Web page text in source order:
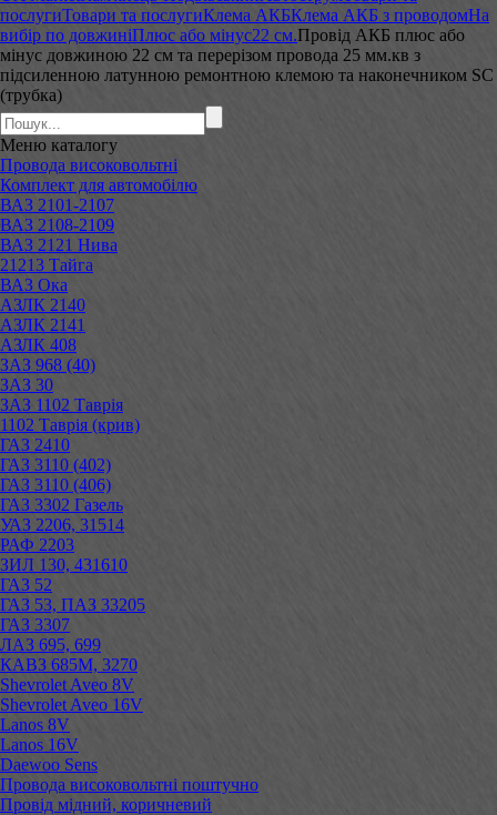
послугиТовари та послугиКлема АКБКлема АКБ з проводомНа
вибір по довжиніПлюс або мінус22 см.Провід АКБ плюс або
мінус довжиною 22 см та перерізом провода 25 мм.кв з
підсиленною латунною ремонтною клемою та наконечником SC
(трубка)
Меню каталогу
Провода високовольтні
Комплект для автомобілю
ВАЗ 2101-2107
ВАЗ 2108-2109
ВАЗ 2121 Нива
21213 Тайга
ВАЗ Ока
АЗЛК 2140
АЗЛК 2141
АЗЛК 408
ЗАЗ 968 (40)
ЗАЗ 30
ЗАЗ 1102 Таврія
1102 Таврія (крив)
ГАЗ 2410
ГАЗ 3110 (402)
ГАЗ 3110 (406)
ГАЗ 3302 Газель
УАЗ 2206, 31514
РАФ 2203
ЗИЛ 130, 431610
ГАЗ 52
ГАЗ 53, ПАЗ 33205
ГАЗ 3307
ЛАЗ 695, 699
КАВЗ 685М, 3270
Shevrolet Aveo 8V
Shevrolet Aveo 16V
Lanos 8V
Lanos 16V
Daewoo Sens
Провода високовольтні поштучно
Провід мідний, коричневий